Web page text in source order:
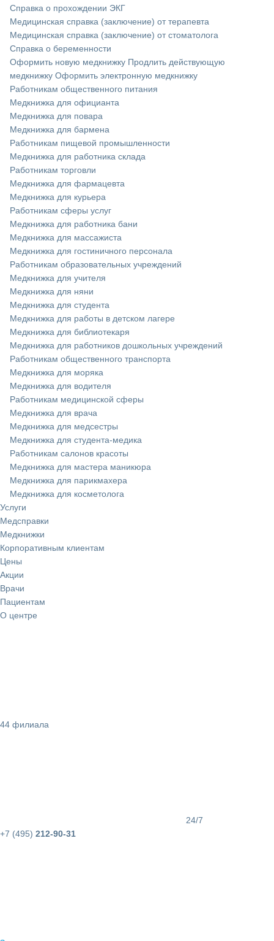
Справка о прохождении ЭКГ
Медицинская справка (заключение) от терапевта
Медицинская справка (заключение) от стоматолога
Справка о беременности
Оформить новую медкнижку Продлить действующую
медкнижку Оформить электронную медкнижку
Работникам общественного питания
Медкнижка для официанта
Медкнижка для повара
Медкнижка для бармена
Работникам пищевой промышленности
Медкнижка для работника склада
Работникам торговли
Медкнижка для фармацевта
Медкнижка для курьера
Работникам сферы услуг
Медкнижка для работника бани
Медкнижка для массажиста
Медкнижка для гостиничного персонала
Работникам образовательных учреждений
Медкнижка для учителя
Медкнижка для няни
Медкнижка для студента
Медкнижка для работы в детском лагере
Медкнижка для библиотекаря
Медкнижка для работников дошкольных учреждений
Работникам общественного транспорта
Медкнижка для моряка
Медкнижка для водителя
Работникам медицинской сферы
Медкнижка для врача
Медкнижка для медсестры
Медкнижка для студента-медика
Работникам салонов красоты
Медкнижка для мастера маникюра
Медкнижка для парикмахера
Медкнижка для косметолога
Услуги
Медсправки
Медкнижки
Корпоративным клиентам
Цены
Акции
Врачи
Пациентам
О центре
44 филиала
24/7
+7 (495) 212-90-31